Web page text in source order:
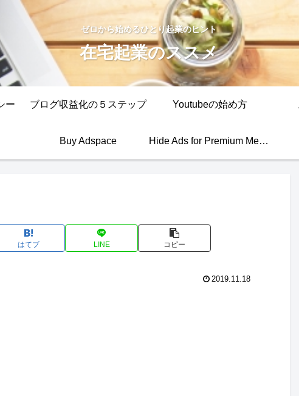
ゼロから始めるひとり起業のヒント
在宅起業のススメ
ー ブログ収益化の５ステップ Youtubeの始め方
Buy Adspace Hide Ads for Premium Members
はてブ LINE コピー
2019.11.18